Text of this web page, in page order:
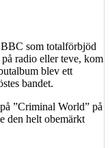
som totalförbjöd
radio eller teve, kom
blev ett
bandet.
”Criminal World” på
den helt obemärkt